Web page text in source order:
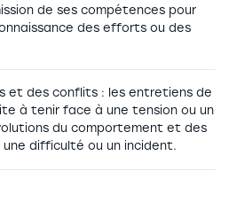
de ses compétences pour
des efforts ou des
et des conflits : les entretiens de
à tenir face à une tension ou un
du comportement et des
difficulté ou un incident.